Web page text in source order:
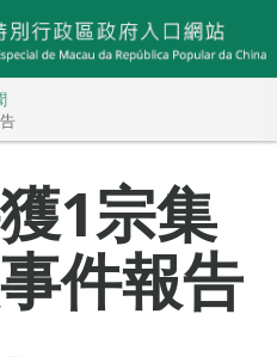
1宗集
件報告